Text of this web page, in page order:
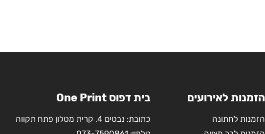
הזמנות לאירועים
הזמנות לחתונה
בית דפוס One Print
כתובת: נבטים 4, קרית מטלון פתח תקווה